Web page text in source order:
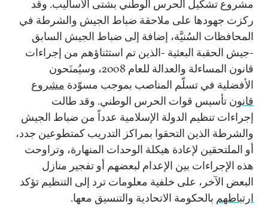
مشروع تشكيل الحرس الوطني بشتى الأساليب. وقد
ركزت جهودها على ملاحقة ضباط الجيش والشرطة في
المحافظات السُنيَّة، إضافة إلى ضباط الجيش السابق
-جيش الحقبة البعثية -الذين تم استثناؤهم من إجراءات
قانون المساءلة والعدالة للعام 2008، وسيُمنَحون
الأفضلية في تسلّم المناصب بموجب مسوّدة مشروع
قانون تأسيس قوات الحرس الوطني. وقد طالت
إجراءات تنظيم الدولة الإسلامية عدداً من ضباط الجيش
والشرطة الذين التحقوا بمراكز التدريب كمتطوعين جدد،
أو الملتحقين لإعادة هيكلة الوحدات المنهارة، وتراوحت
هذه الإجراءات بين الإعدام لبعضهم أو تفجير منازل
البعض الآخر، على خلفية معلومات ترد إلى التنظيم تؤكد
ارتباطهم بالحكومة الاتحادية والتنسيق معها.